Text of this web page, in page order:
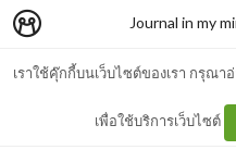
เราใช้คุ๊กกี้บนเว็บไซต์ของเรา กรุณา
เพื่อใช้บริการเว็บไซต์
Journal in my
audio